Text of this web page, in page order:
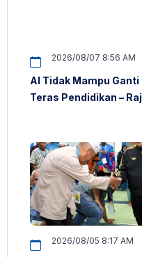
2026/08/07 8:56 AM
AI Tidak Mampu
Teras Pendidikan –
2026/08/05 8:17 AM